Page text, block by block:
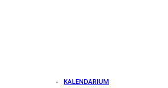
KALENDARIUM